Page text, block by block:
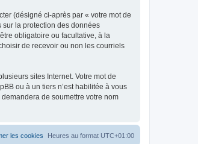
(désigné ci-après par « votre mot de
la protection des données
obligatoire ou facultative, à la
de recevoir ou non les courriels
sites Internet. Votre mot de
ou à un tiers n’est habilitée à vous
de soumettre votre nom
Heures au format UTC+01:00
les cookies